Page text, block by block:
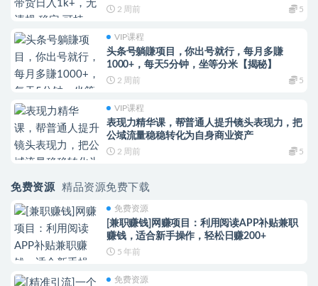
账【揭秘】
2 周前 5
VIP课程
头条号躺賺项目，你出号就行，每月多賺
1000+，每天5分钟，坐等分米【揭秘】
2 周前 5
VIP课程
表现力精华课，帮普通人提升镜头表现力，把
公域流量稳稳转化为自身商业资产
2 周前 5
免费资源 精品资源免费下载
免费资源
[兼职赚钱]网赚项目：利用阅读APP补贴兼职
赚钱，适合新手操作，轻松日赚200+
5 年前
免费资源